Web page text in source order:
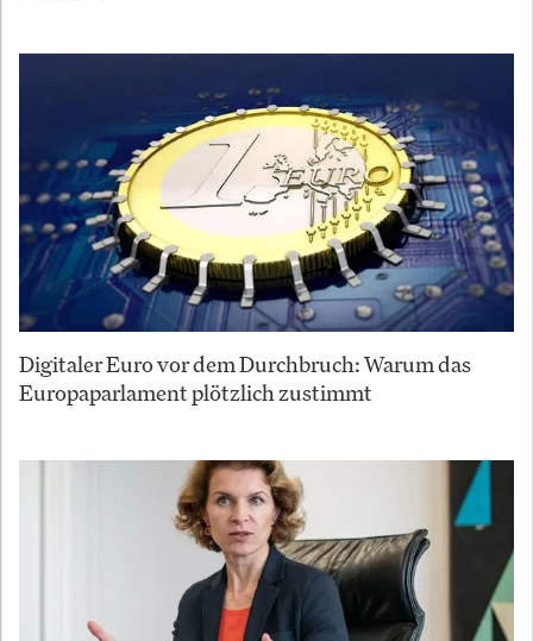
Digitaler Euro vor dem Durchbruch: Warum das
Europaparlament plötzlich zustimmt